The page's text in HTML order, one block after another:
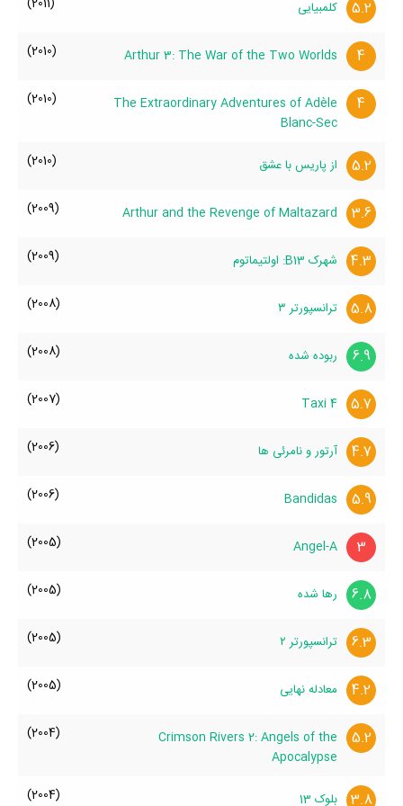
5.2 کلمبیایی
4
Arthur 3: The War of the Two Worlds
(2010)
4
The Extraordinary Adventures of Adèle
Blanc-Sec
(2010)
5.2 از پاریس با عشق (2010)
3.6
Arthur and the Revenge of Maltazard
(2009)
4.3 شهرک B13: اولتیماتوم (2009)
5.8 ترانسپورتر ۳ (2008)
6.9 ربوده شده (2008)
5.7
Taxi 4
(2007)
4.7 آرتور و نامرئی ها (2006)
5.9
Bandidas
(2006)
3
Angel-A
(2005)
6.8 رها شده (2005)
6.3 ترانسپورتر ۲ (2005)
4.2 معادله نهایی (2005)
5.2
Crimson Rivers 2: Angels of the
Apocalypse
(2004)
3.8 بلوک 13 (2004)